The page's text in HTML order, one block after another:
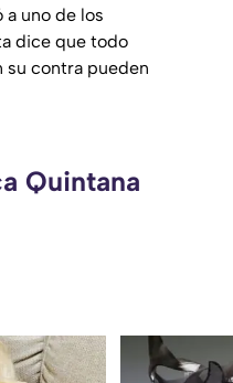
uno de los
dice que todo
su contra pueden
Quintana